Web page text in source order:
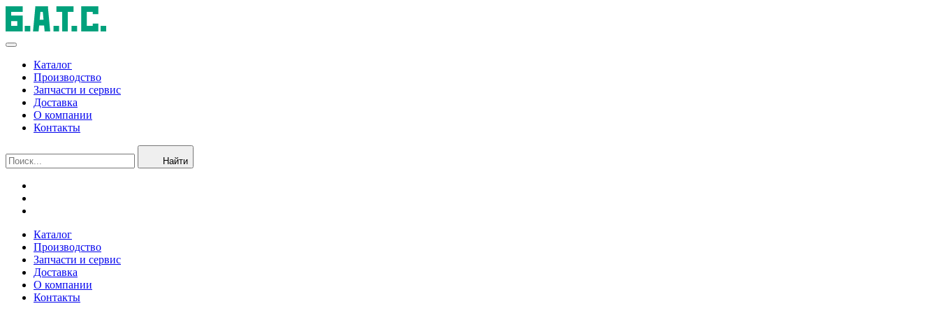
Каталог
Производство
Запчасти и сервис
Доставка
О компании
Контакты
Найти
Каталог
Производство
Запчасти и сервис
Доставка
О компании
Контакты